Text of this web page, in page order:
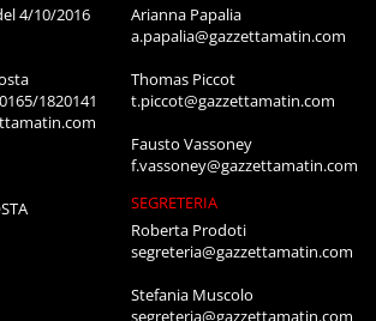
4/10/2016
1820141
Arianna Papalia
a.papalia@gazzettamatin.com
Thomas Piccot
t.piccot@gazzettamatin.com
Fausto Vassoney
f.vassoney@gazzettamatin.com
SEGRETERIA
Roberta Prodoti
segreteria@gazzettamatin.com
Stefania Muscolo
segreteria@gazzettamatin.com